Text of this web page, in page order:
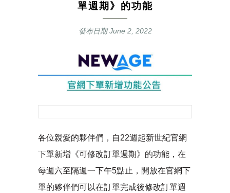
單週期》的功能
發布日期June 2, 2022
各位親愛的夥伴們，自22週起新世紀官網
下單新增《可修改訂單週期》的功能，在
每週六至隔週一下午5點止，開放在官網下
單的夥伴們可以在訂單完成後修改訂單週